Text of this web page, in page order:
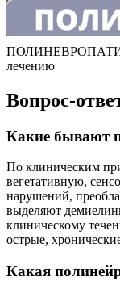
ПОЛИНЕВРОПАТИЯ:
лечению
Вопрос-
Какие бывают
По клиническим
вегетативную,
нарушений,
выделяют
клиническому
острые,
Какая